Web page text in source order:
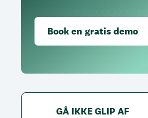
Book en gratis demo
GÅ IKKE GLIP AF